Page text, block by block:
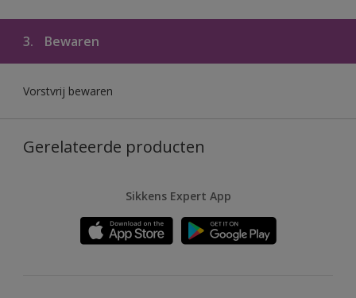
3. Bewaren
Vorstvrij bewaren
Gerelateerde producten
Sikkens Expert App